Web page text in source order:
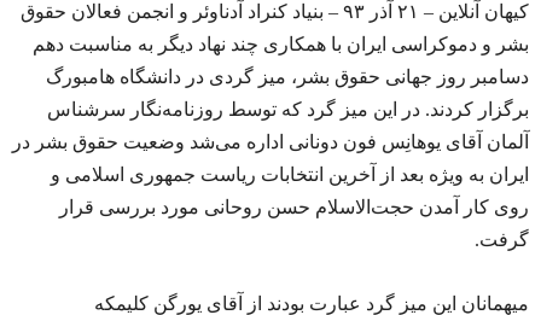
کیهان آنلاین – ۲۱ آذر ۹۳ – بنیاد کنراد آدناوئر و انجمن فعالان حقوق
بشر و دموکراسی ایران با همکاری چند نهاد دیگر به مناسبت دهم
دسامبر روز جهانی حقوق بشر، میز گردی در دانشگاه هامبورگ
برگزار کردند. در این میز گرد که توسط روزنامه‌نگار سرشناس
آلمان آقای یوهانِس فون دونانی اداره می‌شد وضعیت حقوق بشر در
ایران به ویژه بعد از آخرین انتخابات ریاست جمهوری اسلامی و
روی کار آمدن حجت‌الاسلام حسن روحانی مورد بررسی قرار
گرفت.
میهمانان این میز گرد عبارت بودند از آقای یورگن کلیمکه